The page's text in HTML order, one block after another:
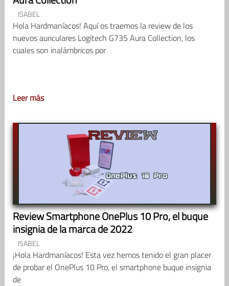
ISABEL
Hola Hardmaníacos! Aquí os traemos la review de los
nuevos auriculares Logitech G735 Aura Collection, los
cuales son inalámbricos por
Leer más
Review Smartphone OnePlus 10 Pro, el buque
insignia de la marca de 2022
ISABEL
¡Hola Hardmaníacos! Esta vez hemos tenido el gran placer
de probar el OnePlus 10 Pro, el smartphone buque insignia
de